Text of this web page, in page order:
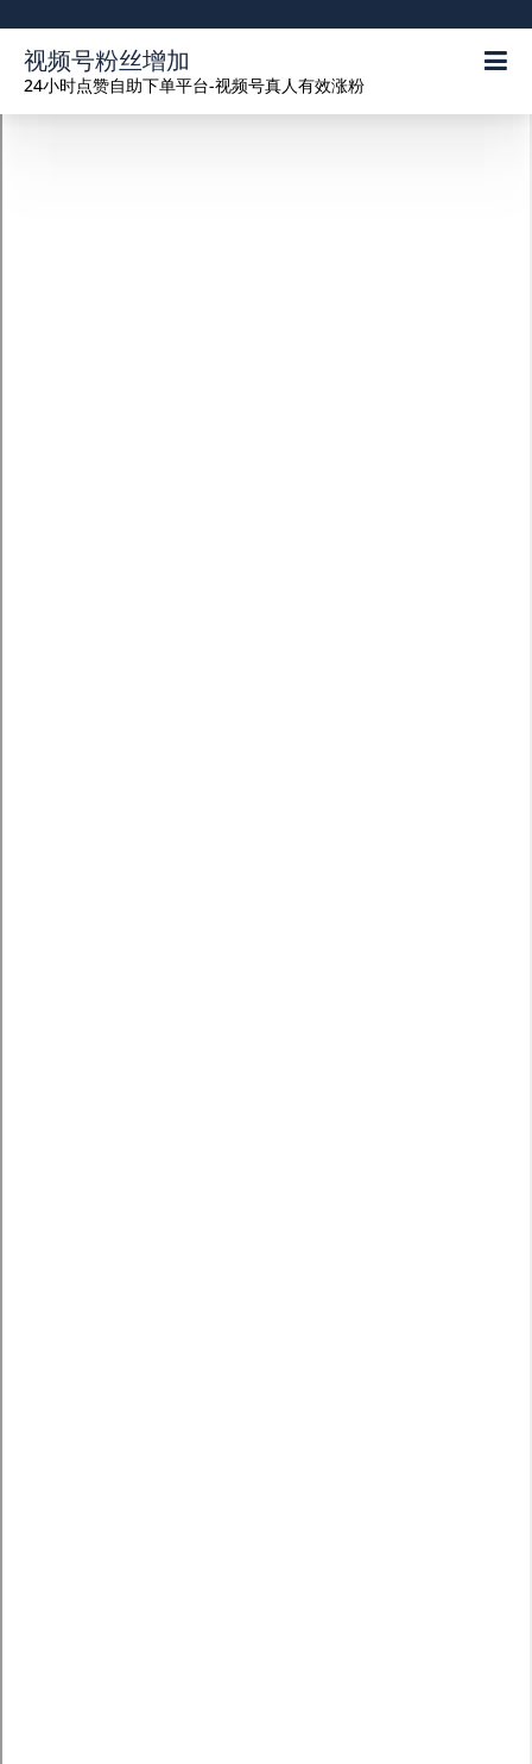
视频号粉丝增加
24小时点赞自助下单平台-视频号真人有效涨粉